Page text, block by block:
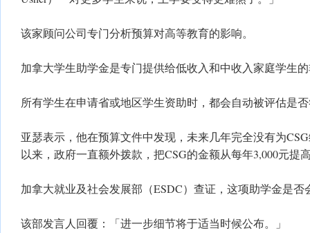
该家顾问公司专门分析预算对高等教育的影响。
加拿大学生助学金是专门提供给低收入和中收入家庭学生
所有学生在申请省或地区学生资助时，都会自动被评估是
亚瑟表示，他在预算文件中发现，未来几年完全没有为
以来，政府一直额外拨款，把CSG的金额从每年3,000元提
加拿大就业及社会发展部（ESDC）查证，这项助学金是否
该部发言人回覆：「进一步细节将于适当时候公布。」